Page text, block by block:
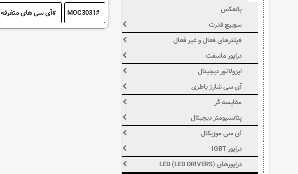
MOC3031 آی سی های متفرقه
بالعکس
سوییچ قدرت
فیلترهای فعال و غیر فعال
درایور ماسفت
ایزولاتور دیجیتال
آی سی شارژ باطری
مقایسه گر
پتانسیومتر دیجیتال
آی سی موزیکال
درایور IGBT
درایورهای LED (LED DRIVERS)